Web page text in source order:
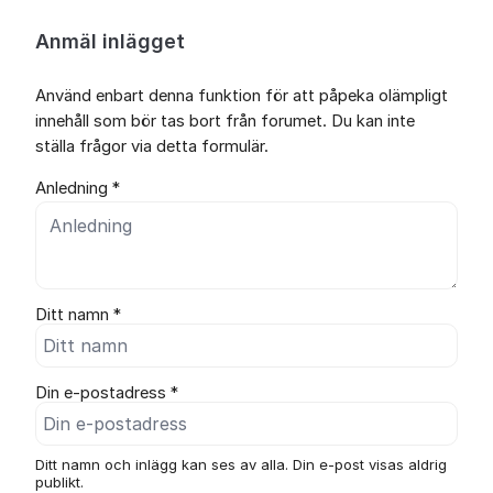
Anmäl inlägget
Använd enbart denna funktion för att påpeka olämpligt
innehåll som bör tas bort från forumet. Du kan inte
ställa frågor via detta formulär.
Anledning *
Ditt namn *
Din e-postadress *
Ditt namn och inlägg kan ses av alla. Din e-post visas aldrig
publikt.